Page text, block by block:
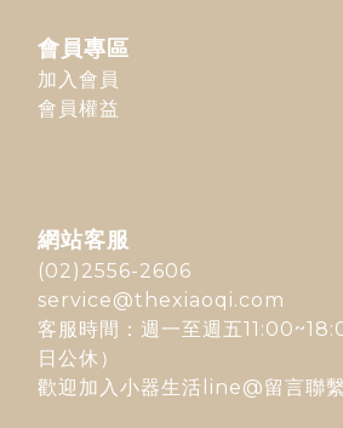
會員專區
加入會員
會員權益
網站客服
(02)2556-2606
service@thexiaoqi.com
客服時間：週一至週五
日公休）
歡迎加入 小器生活line@留言聯繫